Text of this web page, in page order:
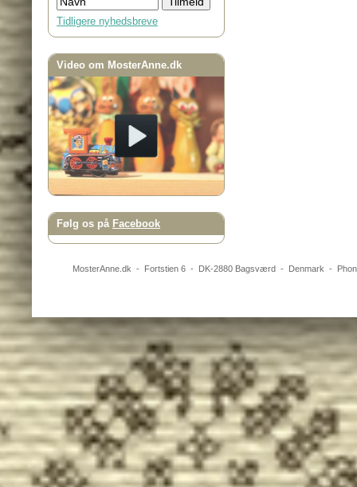
Tidligere nyhedsbreve
Video om MosterAnne.dk
Følg os på Facebook
MosterAnne.dk - Fortstien 6- DK-2880 Bagsværd- Denmark -